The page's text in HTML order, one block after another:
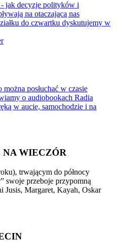
jak decyzje polityków i
na otaczającą nas
do czwartku dyskutujemy w
posłuchać w czasie
o audiobookach Radia
w aucie, samochodzie i na
WIECZÓR
trwającym do północy
swoje przeboje przypomną
Jusis, Margaret, Kayah, Oskar